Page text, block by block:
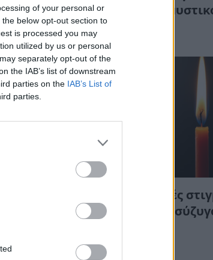
of your personal or
below opt-out section to
is processed you may
utilized by us or personal
separately opt-out of the
the IAB’s list of downstream
parties on the IAB’s List of
parties.
χταπόδι – Το
βράσιμο
ΔΙΆΦΟΡΑ
Συγκλονιστικές
Κατέρρευσε η